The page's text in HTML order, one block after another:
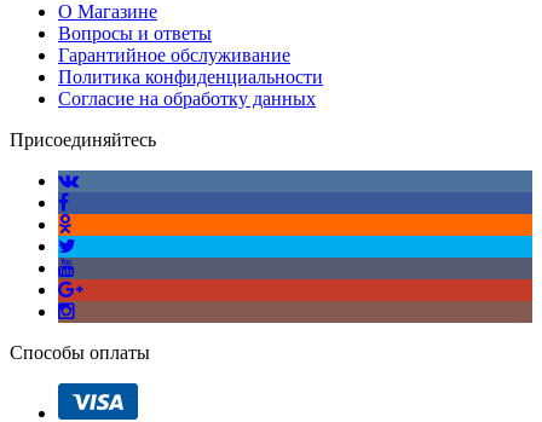
О Магазине
Вопросы и ответы
Гарантийное обслуживание
Политика конфиденциальности
Согласие на обработку данных
Присоединяйтесь
Способы оплаты